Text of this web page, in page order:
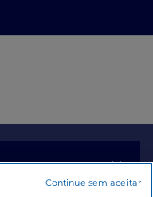
Continue sem aceitar